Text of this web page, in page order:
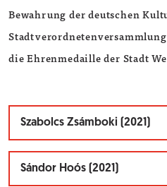
Bewahrung der deutschen
die Ehrenmedaille der Stadt
Szabolcs Zsámboki (2021)
Sándor Hoós (2021)